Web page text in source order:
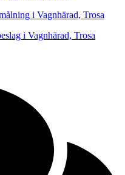
i Vagnhärad, Trosa
i Vagnhärad, Trosa